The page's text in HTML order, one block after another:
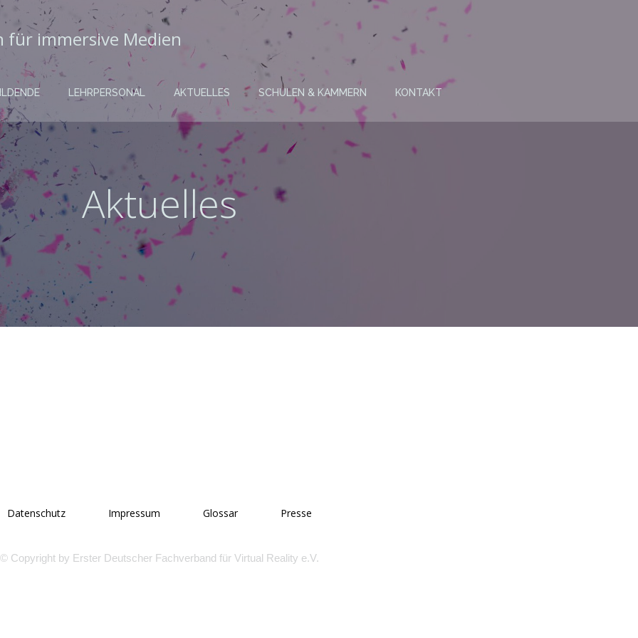
für immersive Medien
LEHRPERSONAL AKTUELLES SCHULEN & KAMMERN KONTAKT
Aktuelles
Datenschutz Impressum Glossar Presse
© Copyright by Erster Deutscher Fachverband für Virtual Reality e.V.